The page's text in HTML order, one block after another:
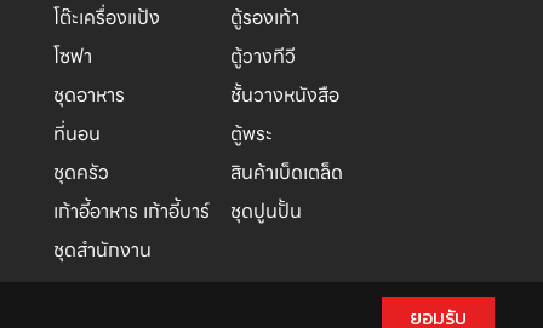
โต๊ะเครื่องแป้ง
โซฟา
ชุดอาหาร
ที่นอน
ชุดครัว
เก้าอี้อาหาร เก้าอี้บาร์
ชุดสำนักงาน
ตู้รองเท้า
ตู้วางทีวี
ชั้นวางหนังสือ
ตู้พระ
สินค้าเบ็ดเตล็ด
ชุดปูนปั้น
ยอมรับ